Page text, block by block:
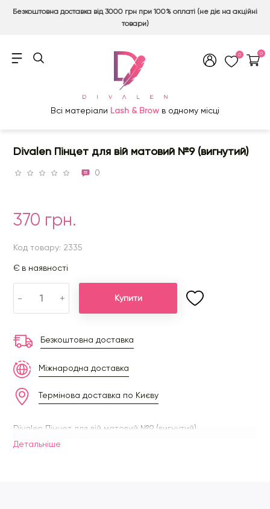
Безкоштовна доставка від 3000 грн при 100% оплаті (не діє на акційні
товари)
0 0
Всі матеріали Lash & Brow в одному місці
Divalen Пінцет для вій матовий №9 (вигнутий)
0
370 грн.
Код товару: 2335
Є в наявності
- + Купити
Безкоштовна доставка
Міжнародна доставка
Термінова доставка по Києву
Divalen Пінцет для вій матовий №9 (вигнутий)
Детальнiше